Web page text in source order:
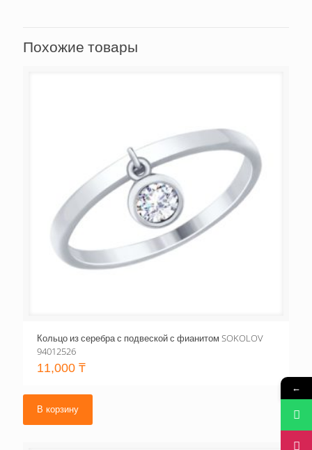
Похожие товары
Кольцо из серебра с подвеской с фианитом SOKOLOV
94012526
11,000 ₸
В корзину
←